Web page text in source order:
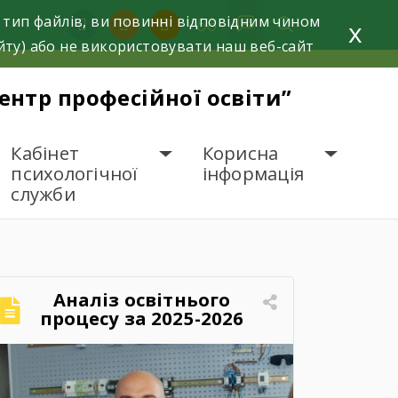
facebookinstagramyoutube
професійної освіти”
Кабінет
психологічної
служби
Корисна
інформація
Аналіз освітнього
процесу за 2025-2026
навчальний рік
файлів, ви повинні відповідним чином
або не використовувати наш веб-сайт
x